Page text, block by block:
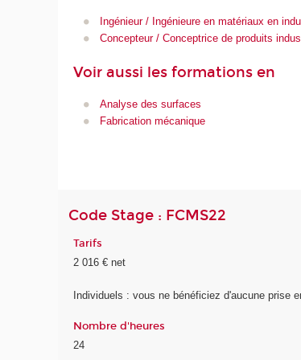
Ingénieur / Ingénieure en matériaux en
Concepteur / Conceptrice de produits
Voir aussi les formations en
Analyse des surfaces
Fabrication mécanique
Code Stage : FCMS22
Tarifs
2 016 € net
Individuels : vous ne bénéficiez d'aucune prise
Nombre d'heures
24